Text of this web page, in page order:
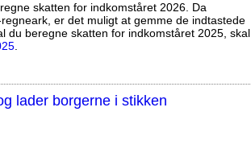
skatten for indkomståret 2026. Da
er det muligt at gemme de indtastede
du beregne skatten for indkomståret 2025, skal
lader borgerne i stikken